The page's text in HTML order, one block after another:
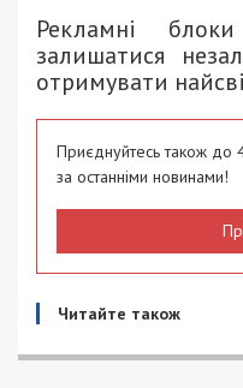
Рекламні
залишатися
отримувати
Приєднуйтесь також до
за останніми новинами!
Читайте також